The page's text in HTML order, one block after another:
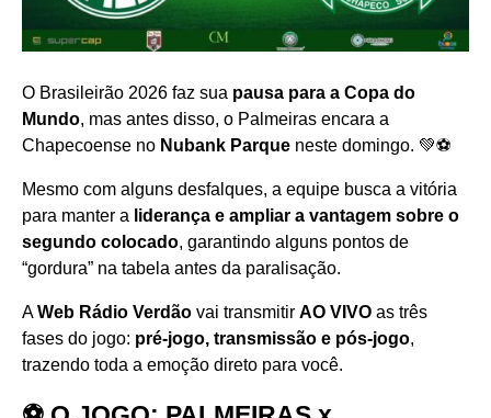
O Brasileirão 2026 faz sua pausa para a Copa do
Mundo, mas antes disso, o Palmeiras encara a
Chapecoense no Nubank Parque neste domingo. 💚⚽
Mesmo com alguns desfalques, a equipe busca a vitória
para manter a liderança e ampliar a vantagem sobre o
segundo colocado, garantindo alguns pontos de
“gordura” na tabela antes da paralisação.
AWeb Rádio Verdão vai transmitir AO VIVO as três
fases do jogo: pré-jogo, transmissão e pós-jogo,
trazendo toda a emoção direto para você.